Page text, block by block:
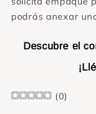
podrás anexar
Descubre el
(0)